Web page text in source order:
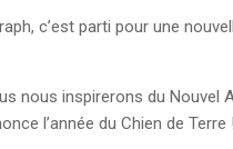
c’est parti pour une
nous inspirerons du Nouvel
l’année du Chien de Terre !